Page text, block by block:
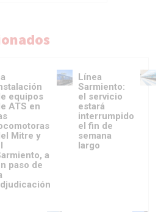
equipos
ATS en
Mitre y
a
paso de
Línea
Sarmiento:
el servicio
estará
interrumpido
el fin de
semana
largo